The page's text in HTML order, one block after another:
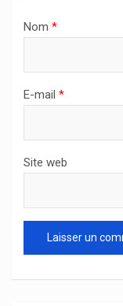
Nom *
E-mail *
Site web